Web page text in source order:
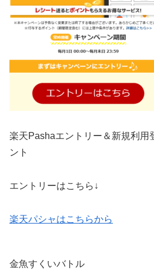
楽天Pashaエントリー＆新規利用
ント
エントリーはこちら↓
楽天パシャはこちらから
金魚すくいバトル